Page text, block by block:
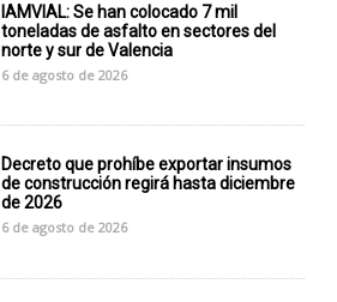
IAMVIAL: Se han colocado 7 mil
toneladas de asfalto en sectores del
norte y sur de Valencia
6 de agosto de 2026
Decreto que prohíbe exportar insumos
de construcción regirá hasta diciembre
de 2026
6 de agosto de 2026